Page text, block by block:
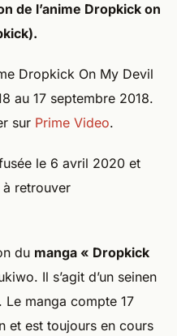
de l’anime Dropkick on
Dropkick On My Devil
au 17 septembre 2018.
sur Prime Video.
le 6 avril 2020 et
à retrouver
du manga « Dropkick
Il s’agit d’un seinen
Le manga compte 17
et est toujours en cours